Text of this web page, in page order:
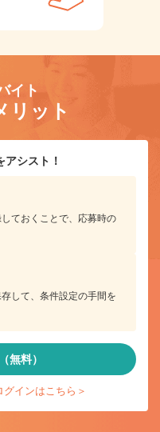
イト
リット
シスト！
ておくことで、応募時の
して、条件設定の手間を
無料）
インはこちら＞